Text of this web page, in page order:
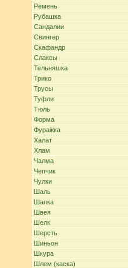
Ремень
Рубашка
Сандалии
Свингер
Скафандр
Слаксы
Тельняшка
Трико
Трусы
Туфли
Тюль
Форма
Фуражка
Халат
Хлам
Чалма
Чепчик
Чулки
Шаль
Шапка
Швея
Шелк
Шерсть
Шиньон
Шкура
Шлем (каска)